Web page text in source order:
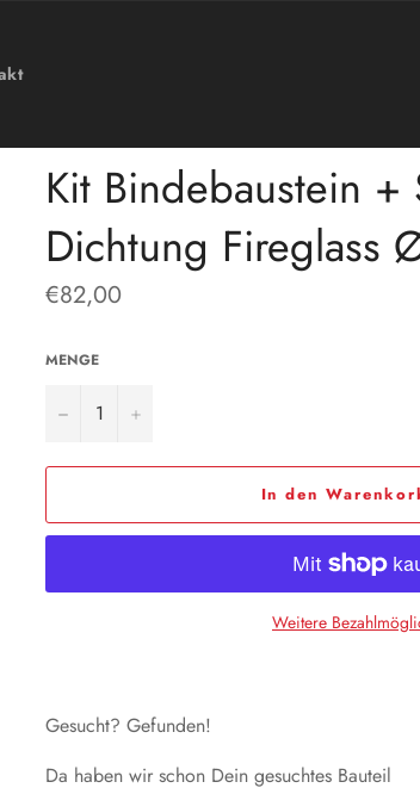
Kit Bindebaustein +
Dichtung Fireglass
Normaler
Preis
€82,00
MENGE
− +
In den
Weitere
Gesucht? Gefunden!
Da haben wir schon Dein gesuchtes Bauteil